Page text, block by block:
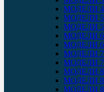
МОДЕЛИ
МОДЕЛИ
МОДЕЛИ
МОДЕЛИ
МОДЕЛИ
МОДЕЛИ
МОДЕЛИ
МОДЕЛИ
МОДЕЛИ
МОДЕЛИ